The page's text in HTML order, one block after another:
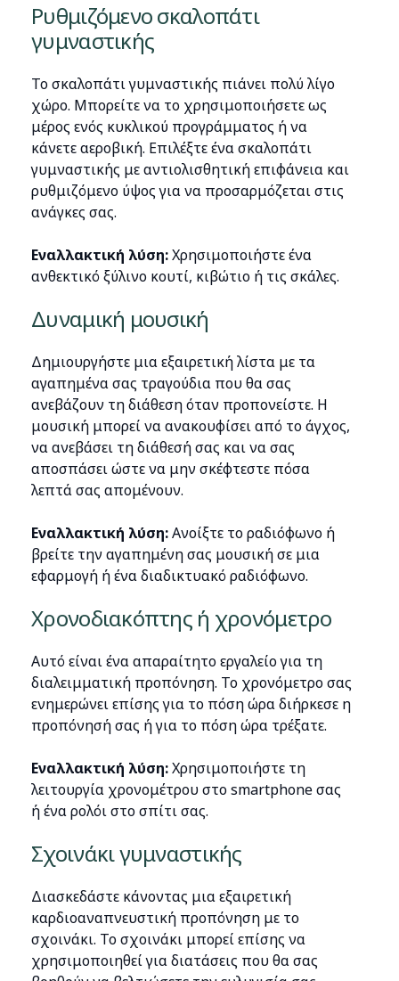
Ρυθμιζόμενο σκαλοπάτι
γυμναστικής
Το σκαλοπάτι γυμναστικής πιάνει πολύ λίγο
χώρο. Μπορείτε να το χρησιμοποιήσετε ως
μέρος ενός κυκλικού προγράμματος ή να
κάνετε αεροβική. Επιλέξτε ένα σκαλοπάτι
γυμναστικής με αντιολισθητική επιφάνεια και
ρυθμιζόμενο ύψος για να προσαρμόζεται στις
ανάγκες σας.
Εναλλακτική λύση:Χρησιμοποιήστε ένα
ανθεκτικό ξύλινο κουτί, κιβώτιο ή τις σκάλες.
Δυναμική μουσική
Δημιουργήστε μια εξαιρετική λίστα με τα
αγαπημένα σας τραγούδια που θα σας
ανεβάζουν τη διάθεση όταν προπονείστε. Η
μουσική μπορεί να ανακουφίσει από το άγχος,
να ανεβάσει τη διάθεσή σας και να σας
αποσπάσει ώστε να μην σκέφτεστε πόσα
λεπτά σας απομένουν.
Εναλλακτική λύση:Ανοίξτε το ραδιόφωνο ή
βρείτε την αγαπημένη σας μουσική σε μια
εφαρμογή ή ένα διαδικτυακό ραδιόφωνο.
Χρονοδιακόπτης ή χρονόμετρο
Αυτό είναι ένα απαραίτητο εργαλείο για τη
διαλειμματική προπόνηση. Το χρονόμετρο σας
ενημερώνει επίσης για το πόση ώρα διήρκεσε η
προπόνησή σας ή για το πόση ώρα τρέξατε.
Εναλλακτική λύση:Χρησιμοποιήστε τη
λειτουργία χρονομέτρου στο smartphone σας
ή ένα ρολόι στο σπίτι σας.
Σχοινάκι γυμναστικής
Διασκεδάστε κάνοντας μια εξαιρετική
καρδιοαναπνευστική προπόνηση με το
σχοινάκι. Το σχοινάκι μπορεί επίσης να
χρησιμοποιηθεί για διατάσεις που θα σας